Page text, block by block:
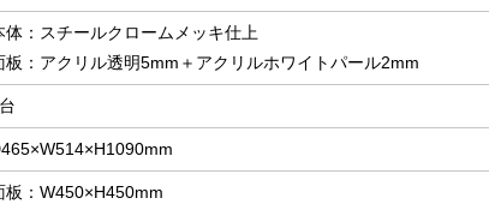
体：スチールクロームメッキ仕上
板：アクリル透明5mm＋アクリルホワイトパール2mm
板：W450×H450mm